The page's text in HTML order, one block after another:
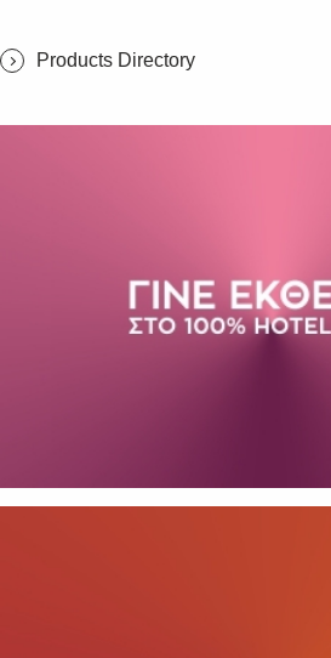
Products Directory